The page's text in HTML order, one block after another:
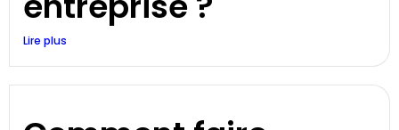
Lire plus